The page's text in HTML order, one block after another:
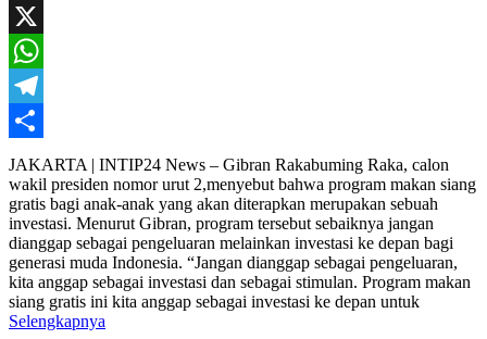
Mail
Facebook
X
WhatsApp
Telegram
Share
JAKARTA | INTIP24 News – Gibran Rakabuming Raka, calon
wakil presiden nomor urut 2,menyebut bahwa program makan siang
gratis bagi anak-anak yang akan diterapkan merupakan sebuah
investasi. Menurut Gibran, program tersebut sebaiknya jangan
dianggap sebagai pengeluaran melainkan investasi ke depan bagi
generasi muda Indonesia. “Jangan dianggap sebagai pengeluaran,
kita anggap sebagai investasi dan sebagai stimulan. Program makan
siang gratis ini kita anggap sebagai investasi ke depan untuk
Selengkapnya